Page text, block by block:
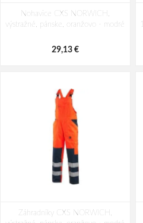
Nohavice CXS NORWICH,
výstražné, pánske, oranžovo - modré
29,13 €
Záhradníky CXS NORWICH,